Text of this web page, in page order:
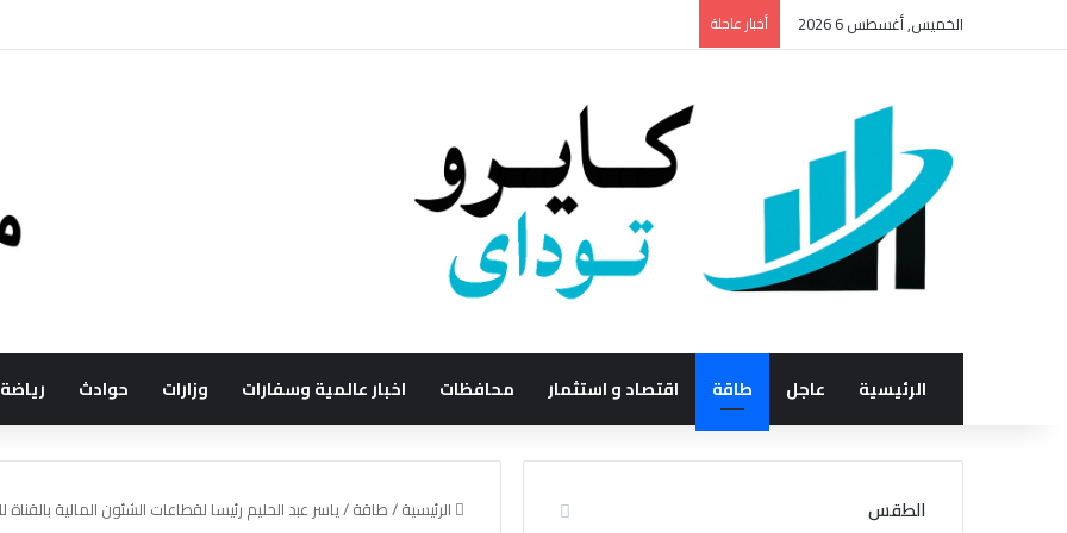
الخميس, أغسطس 6 2026 أخبار عاجلة
الرئيسية عاجل طاقة اقتصاد و استثمار محافظات اخبار عالمية وسفارات وزارات حوادث رياضة
الرئيسية/طاقة/ياسر عبد الحليم رئيسا لقطاعات الشئون المالية بالقناة
الطقس